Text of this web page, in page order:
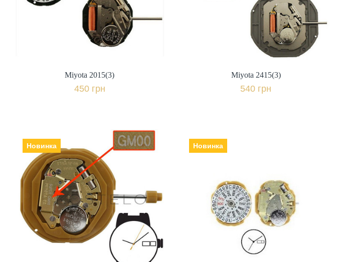
450 грн.
+ порівняти
Miyota 2015(3)
450 грн
540 грн.
+ порівняти
Miyota 2415(3)
540 грн
Новинка
Miyota GM02(GM00)
Виробник: Японія,
500 грн.
+ порівняти
Новинка
Miyota GL02(GL00)
Виробник: Японія,
500 грн.